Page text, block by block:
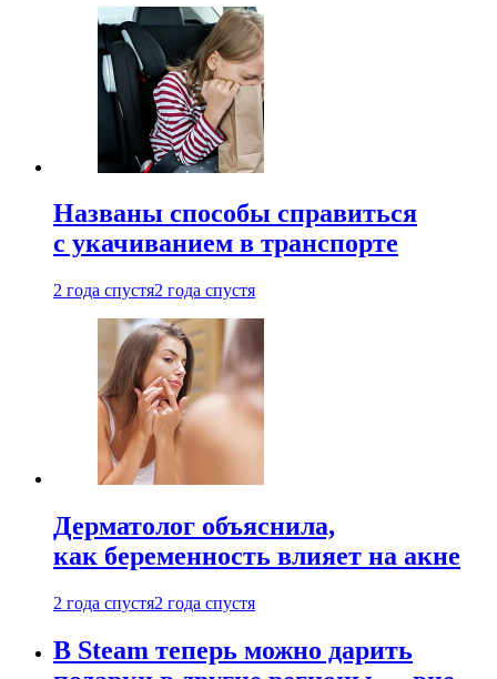
Названы способы справиться
с укачиванием в транспорте
2 года спустя2 года спустя
Дерматолог объяснила,
как беременность влияет на акне
2 года спустя2 года спустя
В Steam теперь можно дарить